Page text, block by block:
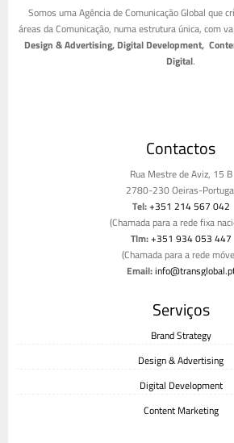
Somos uma Agência de Comunicação Global que
áreas da Comunicação, numa estrutura única, com
Design & Advertising, Digital Development,
Digital.
Contactos
Rua Mestre de Aviz, 15 B
2780-230 Oeiras-
Tel:+351 214 567 042
(Chamada para a rede fixa
Tlm:+351 934 053 447
(Chamada para a rede
Email:
Serviços
Brand Strategy
Design & Advertising
Digital Development
Content Marketing